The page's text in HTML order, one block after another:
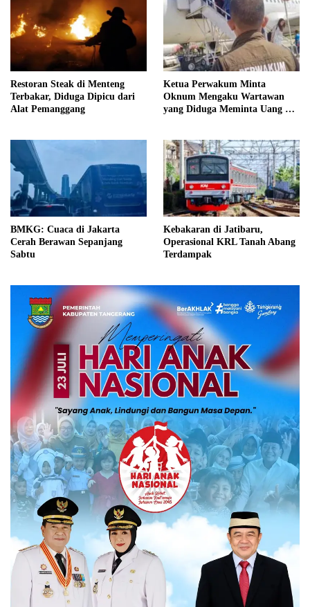
Restoran Steak di Menteng
Terbakar, Diduga Dipicu dari
Alat Pemanggang
Ketua Perwakum Minta
Oknum Mengaku Wartawan
yang Diduga Meminta Uang di
BMKG: Cuaca di Jakarta
Cerah Berawan Sepanjang
Sabtu
Kebakaran di Jatibaru,
Operasional KRL Tanah Abang
Terdampak